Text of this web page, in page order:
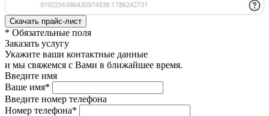
* Обязательные поля
Заказать услугу
Укажите ваши контактные данные
и мы свяжемся с Вами в ближайшее время.
Введите имя
Ваше имя*
Введите номер телефона
Номер телефона*